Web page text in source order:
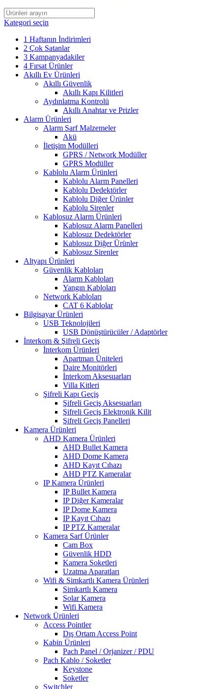
Kategori seçin
1 Haftanın İndirimleri
2 Çok Satanlar
3 Kampanyadakiler
4 Fırsat Ürünler
Akıllı Ev Ürünleri
Akıllı Güvenlik
Akıllı Kapı Kilitleri
Aydınlatma Kontrolü
Akıllı Anahtar ve Prizler
Alarm Ürünleri
Alarm Sarf Malzemeler
Akü
İletişim Modülleri
GPRS / Network Modüller
GPRS Modüller
Kablolu Alarm Ürünleri
Kablolu Alarm Panelleri
Kablolu Dedektörler
Kablolu Diğer Ürünler
Kablolu Sirenler
Kablosuz Alarm Ürünleri
Kablosuz Alarm Panelleri
Kablosuz Dedektörler
Kablosuz Diğer Ürünler
Kablosuz Sirenler
Altyapı Ürünleri
Güvenlik Kabloları
Alarm Kabloları
Yangın Kabloları
Network Kabloları
CAT 6 Kablolar
Bilgisayar Ürünleri
USB Teknolojileri
USB Dönüştürücüler / Adaptörler
İnterkom & Şifreli Geçiş
İnterkom Ürünleri
Apartman Üniteleri
Daire Monitörleri
İnterkom Aksesuarları
Villa Kitleri
Şifreli Kapı Geçiş
Şifreli Geçiş Aksesuarları
Şifreli Geçiş Elektronik Kilit
Şifreli Geçiş Panelleri
Kamera Ürünleri
AHD Kamera Ürünleri
AHD Bullet Kamera
AHD Dome Kamera
AHD Kayıt Cıhazı
AHD PTZ Kameralar
IP Kamera Ürünleri
IP Bullet Kamera
IP Diğer Kameralar
IP Dome Kamera
IP Kayıt Cıhazı
IP PTZ Kameralar
Kamera Sarf Ürünler
Cam Box
Güvenlik HDD
Kamera Soketleri
Uzatma Aparatları
Wifi & Simkartlı Kamera Ürünleri
Simkartlı Kamera
Solar Kamera
Wifi Kamera
Network Ürünleri
Access Pointler
Dış Ortam Access Point
Kabin Ürünleri
Pach Panel / Orjanizer / PDU
Pach Kablo / Soketler
Keystone
Soketler
Switchler